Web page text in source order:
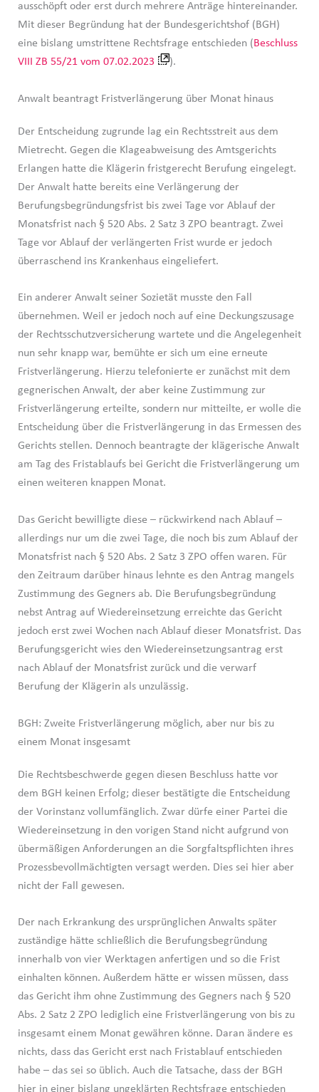
ausschöpft oder erst durch mehrere Anträge hintereinander.
Mit dieser Begründung hat der Bundesgerichtshof (BGH)
eine bislang umstrittene Rechtsfrage entschieden (Beschluss
VIII ZB 55/21 vom 07.02.2023
).
Anwalt beantragt Fristverlängerung über Monat hinaus
Der Entscheidung zugrunde lag ein Rechtsstreit aus dem
Mietrecht. Gegen die Klageabweisung des Amtsgerichts
Erlangen hatte die Klägerin fristgerecht Berufung eingelegt.
Der Anwalt hatte bereits eine Verlängerung der
Berufungsbegründungsfrist bis zwei Tage vor Ablauf der
Monatsfrist nach § 520 Abs. 2 Satz 3 ZPO beantragt. Zwei
Tage vor Ablauf der verlängerten Frist wurde er jedoch
überraschend ins Krankenhaus eingeliefert.
Ein anderer Anwalt seiner Sozietät musste den Fall
übernehmen. Weil er jedoch noch auf eine Deckungszusage
der Rechtsschutzversicherung wartete und die Angelegenheit
nun sehr knapp war, bemühte er sich um eine erneute
Fristverlängerung. Hierzu telefonierte er zunächst mit dem
gegnerischen Anwalt, der aber keine Zustimmung zur
Fristverlängerung erteilte, sondern nur mitteilte, er wolle die
Entscheidung über die Fristverlängerung in das Ermessen des
Gerichts stellen. Dennoch beantragte der klägerische Anwalt
am Tag des Fristablaufs bei Gericht die Fristverlängerung um
einen weiteren knappen Monat.
Das Gericht bewilligte diese – rückwirkend nach Ablauf –
allerdings nur um die zwei Tage, die noch bis zum Ablauf der
Monatsfrist nach § 520 Abs. 2 Satz 3 ZPO offen waren. Für
den Zeitraum darüber hinaus lehnte es den Antrag mangels
Zustimmung des Gegners ab. Die Berufungsbegründung
nebst Antrag auf Wiedereinsetzung erreichte das Gericht
jedoch erst zwei Wochen nach Ablauf dieser Monatsfrist. Das
Berufungsgericht wies den Wiedereinsetzungsantrag erst
nach Ablauf der Monatsfrist zurück und die verwarf
Berufung der Klägerin als unzulässig.
BGH: Zweite Fristverlängerung möglich, aber nur bis zu
einem Monat insgesamt
Die Rechtsbeschwerde gegen diesen Beschluss hatte vor
dem BGH keinen Erfolg; dieser bestätigte die Entscheidung
der Vorinstanz vollumfänglich. Zwar dürfe einer Partei die
Wiedereinsetzung in den vorigen Stand nicht aufgrund von
übermäßigen Anforderungen an die Sorgfaltspflichten ihres
Prozessbevollmächtigten versagt werden. Dies sei hier aber
nicht der Fall gewesen.
Der nach Erkrankung des ursprünglichen Anwalts später
zuständige hätte schließlich die Berufungsbegründung
innerhalb von vier Werktagen anfertigen und so die Frist
einhalten können. Außerdem hätte er wissen müssen, dass
das Gericht ihm ohne Zustimmung des Gegners nach § 520
Abs. 2 Satz 2 ZPO lediglich eine Fristverlängerung von bis zu
insgesamt einem Monat gewähren könne. Daran ändere es
nichts, dass das Gericht erst nach Fristablauf entschieden
habe – das sei so üblich. Auch die Tatsache, dass der BGH
hier in einer bislang ungeklärten Rechtsfrage entschieden